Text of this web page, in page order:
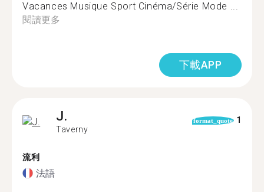
Vacances Musique Sport Cinéma/Série Mode ...
閱讀更多
下載APP
J.
Taverny
format_quote 1
流利
法語